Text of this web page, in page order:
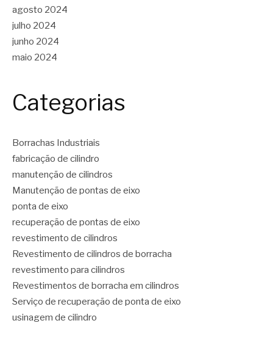
agosto 2024
julho 2024
junho 2024
maio 2024
Categorias
Borrachas Industriais
fabricação de cilindro
manutenção de cilindros
Manutenção de pontas de eixo
ponta de eixo
recuperação de pontas de eixo
revestimento de cilindros
Revestimento de cilindros de borracha
revestimento para cilindros
Revestimentos de borracha em cilindros
Serviço de recuperação de ponta de eixo
usinagem de cilindro